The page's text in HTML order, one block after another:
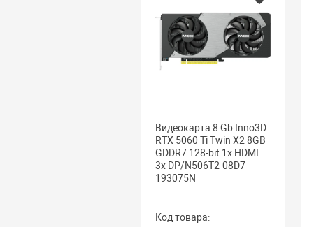
Видеокарта 8 Gb Inno3D
RTX 5060 Ti Twin X2 8GB
GDDR7 128-bit 1x HDMI
3x DP/N506T2-08D7-
193075N
Код товара: